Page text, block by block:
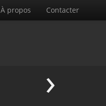
À propos Contacter
›